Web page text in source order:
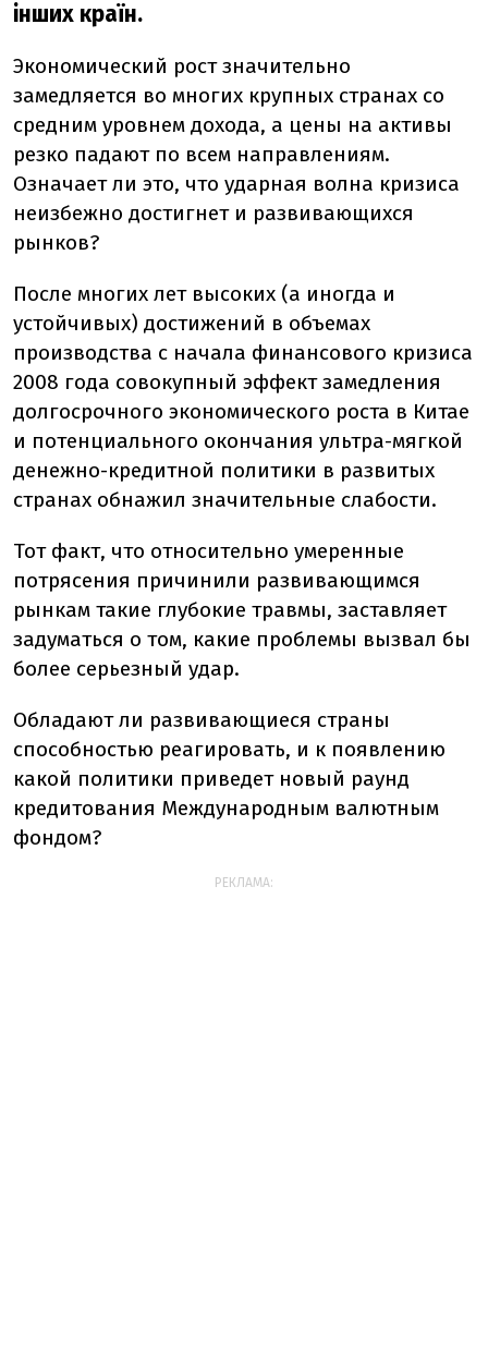
інших країн.
Экономический рост значительно
замедляется во многих крупных странах со
средним уровнем дохода, а цены на активы
резко падают по всем направлениям.
Означает ли это, что ударная волна кризиса
неизбежно достигнет и развивающихся
рынков?
После многих лет высоких (а иногда и
устойчивых) достижений в объемах
производства с начала финансового кризиса
2008 года совокупный эффект замедления
долгосрочного экономического роста в Китае
и потенциального окончания ультра-мягкой
денежно-кредитной политики в развитых
странах обнажил значительные слабости.
Тот факт, что относительно умеренные
потрясения причинили развивающимся
рынкам такие глубокие травмы, заставляет
задуматься о том, какие проблемы вызвал бы
более серьезный удар.
Обладают ли развивающиеся страны
способностью реагировать, и к появлению
какой политики приведет новый раунд
кредитования Международным валютным
фондом?
РЕКЛАМА: